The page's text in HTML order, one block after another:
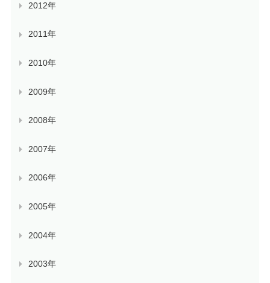
2012年
2011年
2010年
2009年
2008年
2007年
2006年
2005年
2004年
2003年